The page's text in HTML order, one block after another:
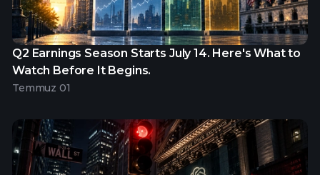
Q2 Earnings Season Starts July 14. Here's What to
Watch Before It Begins.
Temmuz 01